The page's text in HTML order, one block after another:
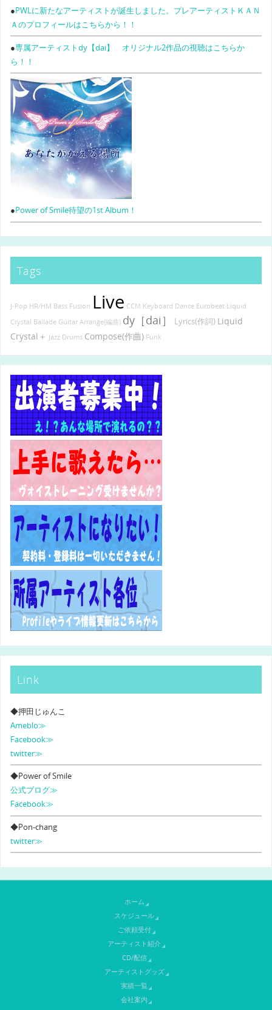
●PWLに新たなアーティストが誕生しました。プレアーティストＫＡＮ
Ａのプロフィールはこちらから！！
●専属アーティストdy【dai】 オリジナル2作品の視聴はこちらか
ら！！
●Power of Smile待望の1st Album！
Tags
J-Pop HR/HM Bass Fusion Live CCM Keyboard Dance Eurobeat Liquid
Crystal Ballade Guitar Arrange(編曲) dy［dai］ Lyrics(作詞) Liquid
Crystal＋ Jazz Drums Compose(作曲) Funk
Link
◆押田じゅんこ
Ameblo≫
Facebook≫
twitter≫
◆Power of Smile
公式ブログ≫
Facebook≫
◆Pon-chang
twitter≫
ホーム
スケジュール
ご依頼受付
アーティスト紹介
CD/配信
アーティストグッズ
実績一覧
会社案内